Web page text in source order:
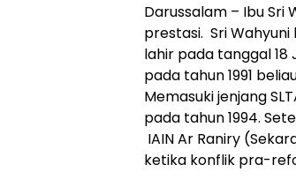
Darussalam – Ibu Sri
prestasi. Sri
lahir pada tanggal 18
pada tahun 1991
Memasuki jenjang
pada tahun 1994.
IAIN Ar Raniry
ketika konflik pra-